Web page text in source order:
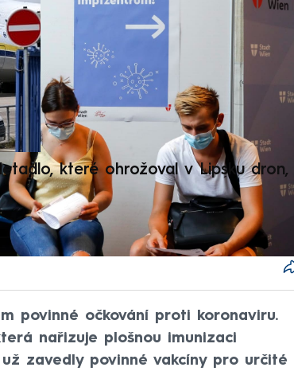
které ohrožoval v Lipsku dron,
povinné očkování proti koronaviru.
nařizuje plošnou imunizaci
zavedly povinné vakcíny pro určité